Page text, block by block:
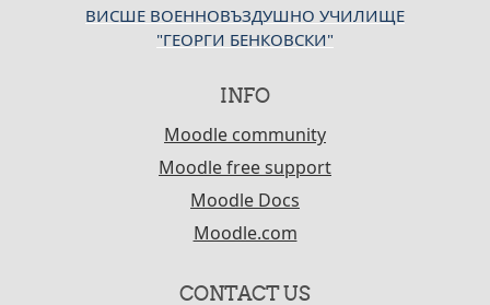
ВИСШЕ ВОЕННОВЪЗДУШНО УЧИЛИЩЕ
"ГЕОРГИ БЕНКОВСКИ"
INFO
Moodle community
Moodle free support
Moodle Docs
Moodle.com
CONTACT US